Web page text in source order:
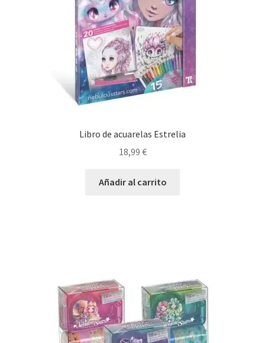
Libro de acuarelas Estrelia
18,99 €
Añadir al carrito